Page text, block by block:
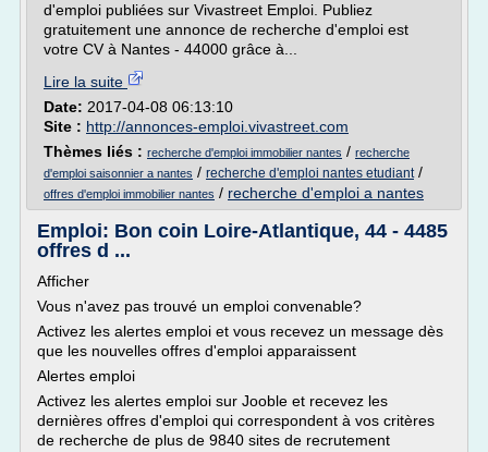
d'emploi publiées sur Vivastreet Emploi. Publiez
gratuitement une annonce de recherche d'emploi est
votre CV à Nantes - 44000 grâce à...
Lire la suite
Date: 2017-04-08 06:13:10
Site : http://annonces-emploi.vivastreet.com
Thèmes liés : recherche d'emploi immobilier nantes / recherche
d'emploi saisonnier a nantes / recherche d'emploi nantes etudiant/
offres d'emploi immobilier nantes / recherche d'emploi a nantes
Emploi: Bon coin Loire-Atlantique, 44 - 4485
offres d ...
Afficher
Vous n'avez pas trouvé un emploi convenable?
Activez les alertes emploi et vous recevez un message dès
que les nouvelles offres d'emploi apparaissent
Alertes emploi
Activez les alertes emploi sur Jooble et recevez les
dernières offres d'emploi qui correspondent à vos critères
de recherche de plus de 9840 sites de recrutement